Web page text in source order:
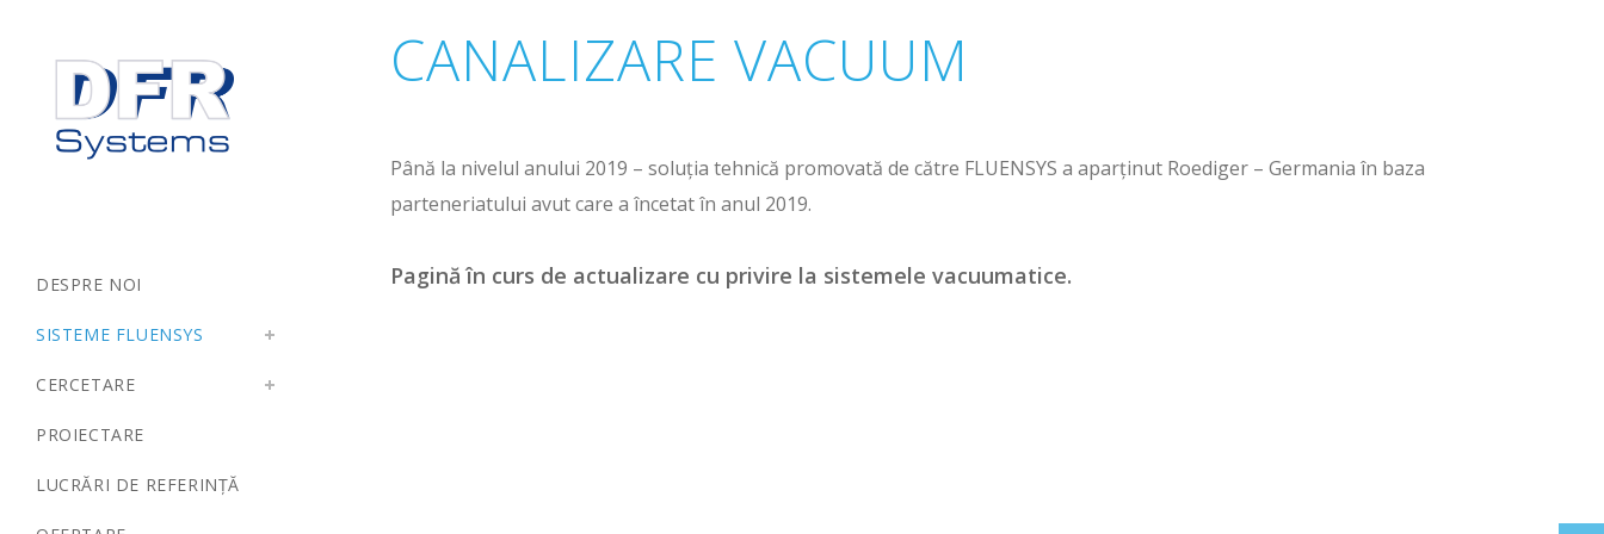
DESPRE NOI
SISTEME FLUENSYS
CERCETARE
PROIECTARE
LUCRĂRI DE REFERINȚĂ
CANALIZARE VACUUM
Până la nivelul anului 2019 – soluția tehnică promovată de către FLUENSYS a aparținut Roediger – Germania în baza
parteneriatului avut care a încetat în anul 2019.
Pagină în curs de actualizare cu privire la sistemele vacuumatice.